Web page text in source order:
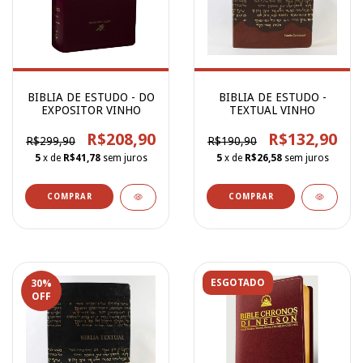
BIBLIA DE ESTUDO - DO
EXPOSITOR VINHO
R$299,90 R$208,90
5 x de R$41,78 sem juros
BIBLIA DE ESTUDO -
TEXTUAL VINHO
R$190,90 R$132,90
5 x de R$26,58 sem juros
30%
OFF
ESGOTADO